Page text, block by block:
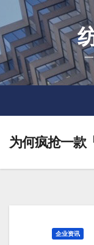
to
content
为何疯抢一款
企业资讯